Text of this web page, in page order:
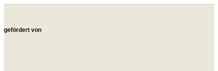
gefördert von